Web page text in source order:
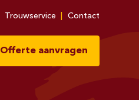
Trouwservice Contact
Offerte aanvragen